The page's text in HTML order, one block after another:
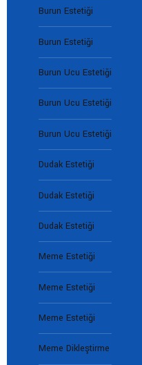
Burun Estetiği
Burun Estetiği
Burun Ucu Estetiği
Burun Ucu Estetiği
Burun Ucu Estetiği
Dudak Estetiği
Dudak Estetiği
Dudak Estetiği
Meme Estetiği
Meme Estetiği
Meme Estetiği
Meme Dikleştirme